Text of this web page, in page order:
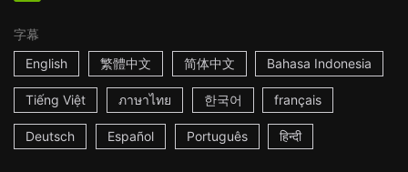
字幕
English
繁體中文 简体中文 Bahasa Indonesia
Tiếng Việt ภาษาไทย 한국어 français
Deutsch Español Português हिन्दी